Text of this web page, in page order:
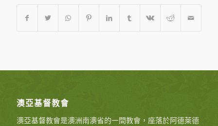
澳亞基督教會
澳亞基督教會是澳洲南澳省的一間教會，座落於阿德萊德